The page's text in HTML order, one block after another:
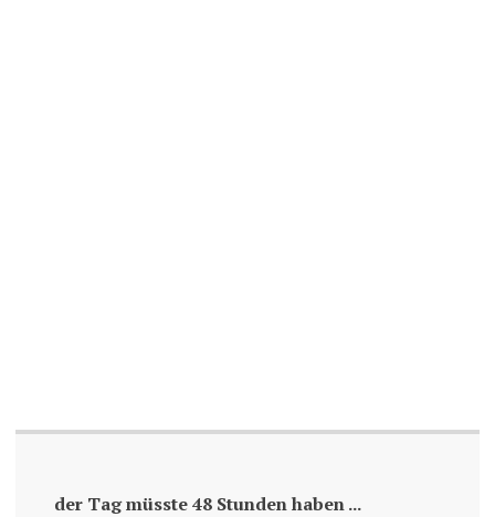
der Tag müsste 48 Stunden haben ...